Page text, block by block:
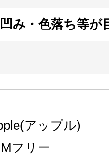
み・色落ち等が
アップル)
フリー